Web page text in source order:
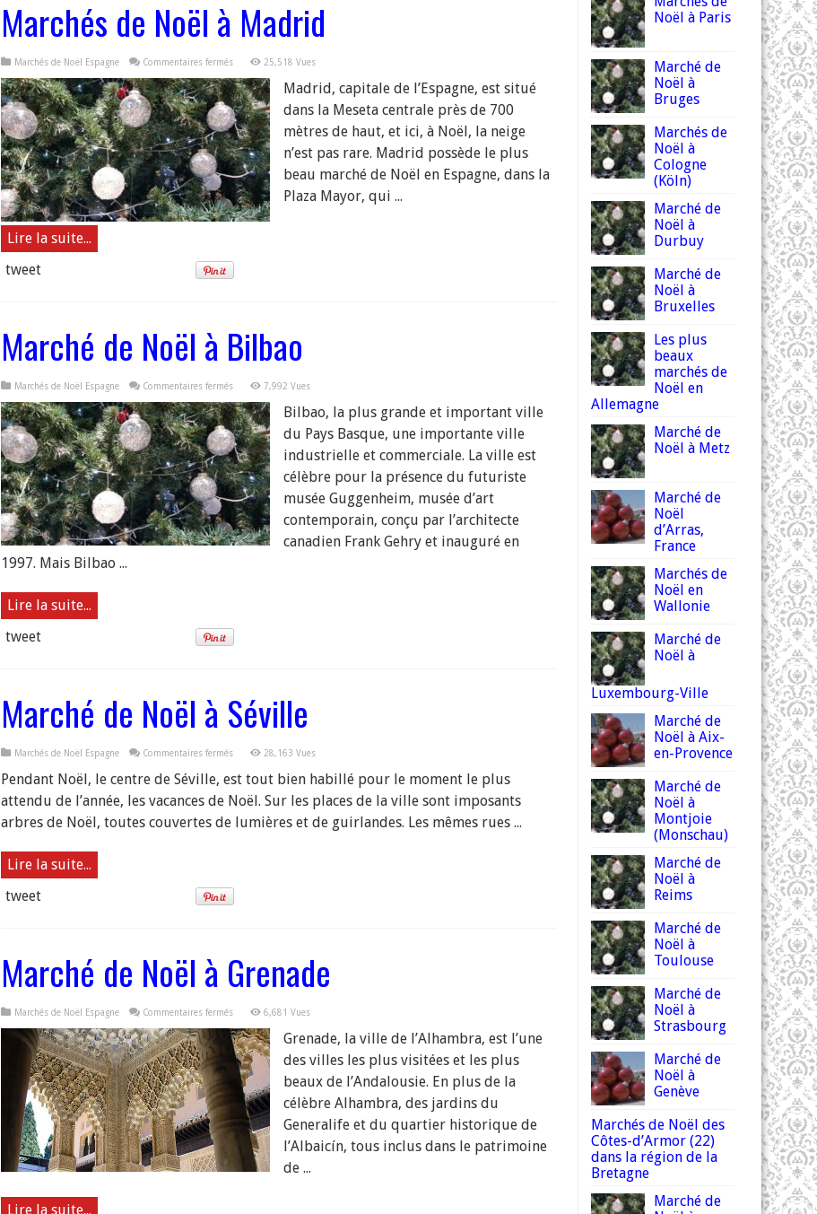
Marchés de Noël à Madrid
Marchés de Noël Espagne Commentaires fermés
de
Noël
à
Madrid
25,518 Vues
Madrid, capitale de l’Espagne, est situé
dans la Meseta centrale près de 700
mètres de haut, et ici, à Noël, la neige
n’est pas rare. Madrid possède le plus
beau marché de Noël en Espagne, dans la
Plaza Mayor, qui ...
Lire la suite...
tweet
Marché de Noël à Bilbao
Marchés de Noël Espagne Commentaires fermés
de
Noël
à
Bilbao
7,992 Vues
Bilbao, la plus grande et important ville
du Pays Basque, une importante ville
industrielle et commerciale. La ville est
célèbre pour la présence du futuriste
musée Guggenheim, musée d’art
contemporain, conçu par l’architecte
canadien Frank Gehry et inauguré en
1997. Mais Bilbao ...
Lire la suite...
tweet
Marché de Noël à Séville
Marchés de Noël Espagne Commentaires fermés
Noël
Séville
28,163 Vues
Pendant Noël, le centre de Séville, est tout bien habillé pour le moment le plus
attendu de l’année, les vacances de Noël. Sur les places de la ville sont imposants
arbres de Noël, toutes couvertes de lumières et de guirlandes. Les mêmes rues ...
Lire la suite...
tweet
Marché de Noël à Grenade
Marchés de Noël Espagne Commentaires fermés
de
Noël
à
Grenade
6,681 Vues
Grenade, la ville de l’Alhambra, est l’une
des villes les plus visitées et les plus
beaux de l’Andalousie. En plus de la
célèbre Alhambra, des jardins du
Generalife et du quartier historique de
l’Albaicín, tous inclus dans le patrimoine
de ...
Lire la suite...
Noël à Paris
Marché de
Noël à
Bruges
Marchés de
Noël à
Cologne
(Köln)
Marché de
Noël à
Durbuy
Marché de
Noël à
Bruxelles
Les plus
beaux
marchés de
Noël en
Allemagne
Marché de
Noël à Metz
Marché de
Noël
d’Arras,
France
Marchés de
Noël en
Wallonie
Marché de
Noël à
Luxembourg-Ville
Marché de
Noël à Aix-
en-Provence
Marché de
Noël à
Montjoie
(Monschau)
Marché de
Noël à
Reims
Marché de
Noël à
Toulouse
Marché de
Noël à
Strasbourg
Marché de
Noël à
Genève
Marchés de Noël des
Côtes-d’Armor (22)
dans la région de la
Bretagne
Marché de